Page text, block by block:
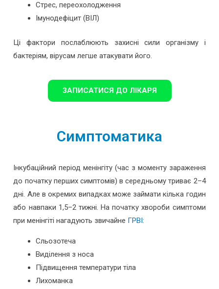
Стрес, переохолодження
Імунодефіцит (ВІЛ)
Ці фактори послаблюють захисні сили організму і
бактеріям, вірусам легше атакувати його.
ЗАПИСАТИСЯ ДО ЛІКАРЯ
Симптоматика
Інкубаційний період менінгіту (час з моменту зараження
до початку перших симптомів) в середньому триває 2–4
дні. Але в окремих випадках може займати кілька годин
або навпаки 1,5–2 тижні. На початку хвороби симптоми
при менінгіті нагадують звичайне ГРВІ:
Сльозотеча
Виділення з носа
Підвищення температури тіла
Лихоманка